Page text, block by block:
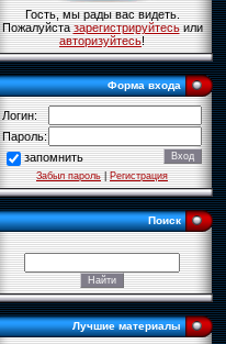
Гость, мы рады вас видеть.
Пожалуйстазарегистрируйтесьили
авторизуйтесь!
Форма входа
Логин:
Пароль:
запомнить
Забыл пароль|Регистрация
Поиск
Лучшие материалы